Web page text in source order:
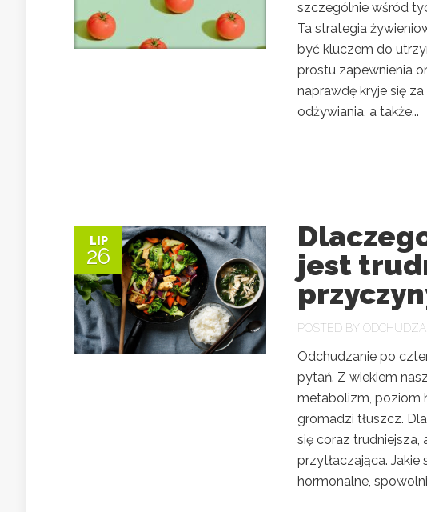
szczególnie wśród
Ta strategia
być kluczem do
prostu zapewnienia
naprawdę kryje się
odżywiania, a także...
LIP
26
jest
POSTED BY
Odchudzanie po
pytań. Z wiekiem
metabolizm, poziom
gromadzi tłuszcz.
się coraz
przytłaczająca.
hormonalne,